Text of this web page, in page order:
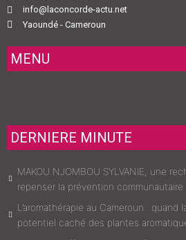
info@laconcorde-actu.net
Yaoundé - Cameroun
MENU
DERNIERE MINUTE
MAKOU NJOMBOU SYLVANIE, une
repenser la prévention
L’aromathérapie au Cameroun : quand
potentiel caché des plantes